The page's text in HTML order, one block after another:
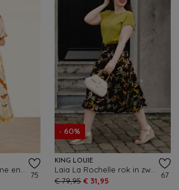
75
- 60%
KING LOUIE
€ 79,95 € 31,95
67